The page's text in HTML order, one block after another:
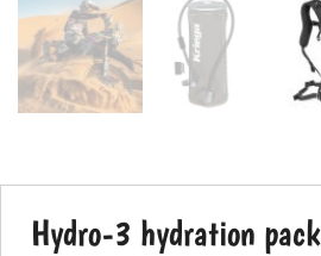
Hydro-3 hydration pack